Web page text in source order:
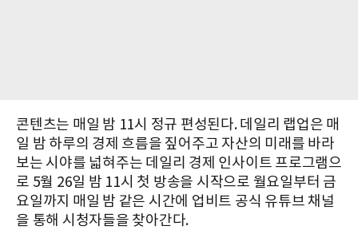
콘텐츠는 매일 밤 11시 정규 편성된다. 데일리 랩업은 매
일 밤 하루의 경제 흐름을 짚어주고 자산의 미래를 바라
보는 시야를 넓혀주는 데일리 경제 인사이트 프로그램으
로 5월 26일 밤 11시 첫 방송을 시작으로 월요일부터 금
요일까지 매일 밤 같은 시간에 업비트 공식 유튜브 채널
을 통해 시청자들을 찾아간다.